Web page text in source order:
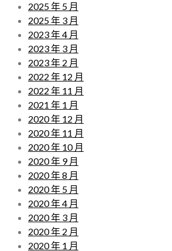
2025 年 5 月
2025 年 3 月
2023 年 4 月
2023 年 3 月
2023 年 2 月
2022 年 12 月
2022 年 11 月
2021 年 1 月
2020 年 12 月
2020 年 11 月
2020 年 10 月
2020 年 9 月
2020 年 8 月
2020 年 5 月
2020 年 4 月
2020 年 3 月
2020 年 2 月
2020 年 1 月